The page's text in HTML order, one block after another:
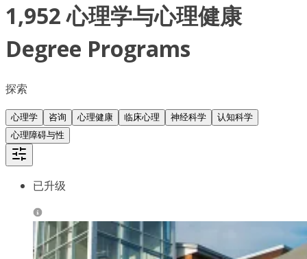
1,952 心理学与心理健康
Degree Programs
探索
心理学 咨询 心理健康 临床心理 神经科学
认知科学
心理障碍与性
已升级